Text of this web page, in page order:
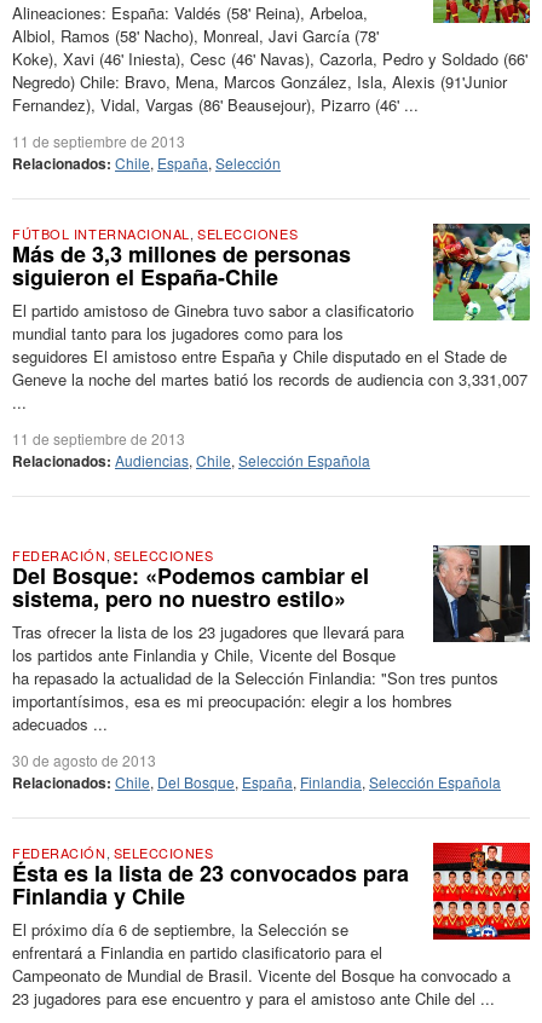
Alineaciones: España: Valdés (58' Reina), Arbeloa,
Albiol, Ramos (58' Nacho), Monreal, Javi García (78'
Koke), Xavi (46' Iniesta), Cesc (46' Navas), Cazorla, Pedro y Soldado (66'
Negredo) Chile: Bravo, Mena, Marcos González, Isla, Alexis (91'Junior
Fernandez), Vidal, Vargas (86' Beausejour), Pizarro (46' ...
11 de septiembre de 2013
Relacionados: Chile, España, Selección
FÚTBOL INTERNACIONAL , SELECCIONES
Más de 3,3 millones de personas
siguieron el España-Chile
El partido amistoso de Ginebra tuvo sabor a clasificatorio
mundial tanto para los jugadores como para los
seguidores El amistoso entre España y Chile disputado en el Stade de
Geneve la noche del martes batió los records de audiencia con 3,331,007
...
11 de septiembre de 2013
Relacionados: Audiencias, Chile, Selección Española
FEDERACIÓN, SELECCIONES
Del Bosque: «Podemos cambiar el
sistema, pero no nuestro estilo»
Tras ofrecer la lista de los 23 jugadores que llevará para
los partidos ante Finlandia y Chile, Vicente del Bosque
ha repasado la actualidad de la Selección Finlandia: "Son tres puntos
importantísimos, esa es mi preocupación: elegir a los hombres
adecuados ...
30 de agosto de 2013
Relacionados: Chile, Del Bosque, España, Finlandia, Selección Española
FEDERACIÓN, SELECCIONES
Ésta es la lista de 23 convocados para
Finlandia y Chile
El próximo día 6 de septiembre, la Selección se
enfrentará a Finlandia en partido clasificatorio para el
Campeonato de Mundial de Brasil. Vicente del Bosque ha convocado a
23 jugadores para ese encuentro y para el amistoso ante Chile del ...